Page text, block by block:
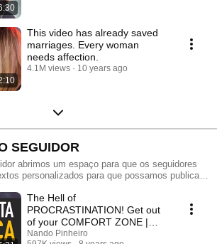
This video has already saved
marriages. Every woman
needs affection.
4.1M views 10 years ago
SEGUIDOR
abrimos um espaço para que os seguidores
personalizados para que possamos publicar
The Hell of
PROCRASTINATION! Get out
of your COMFORT ZONE |
MOTIVATION
Nando Pinheiro